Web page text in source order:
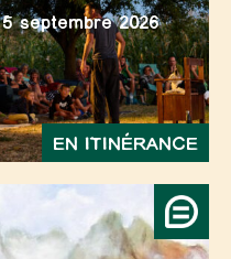
septembre 2026
EN ITINÉRANCE